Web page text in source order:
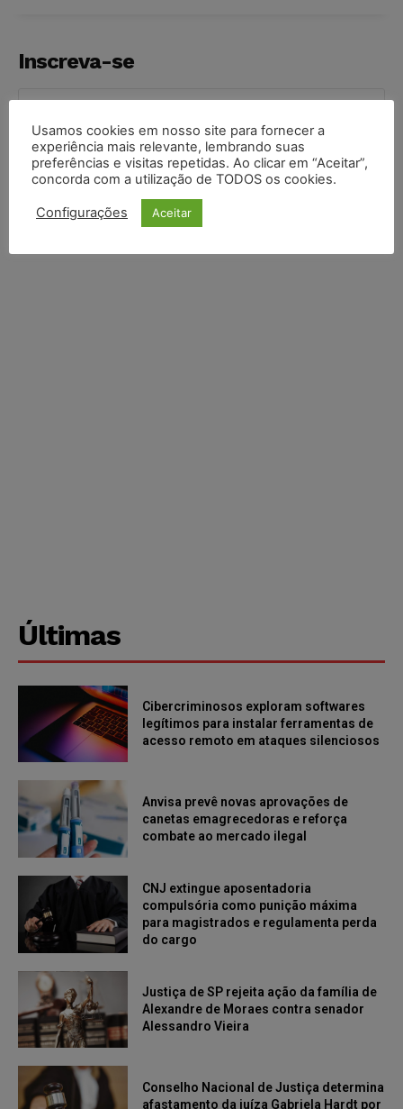
Inscreva-se
INSCREVER
Li e aceito a Política de Privacidade
Últimas
Cibercriminosos exploram softwares
legítimos para instalar ferramentas de
acesso remoto em ataques silenciosos
Anvisa prevê novas aprovações de
canetas emagrecedoras e reforça
combate ao mercado ilegal
CNJ extingue aposentadoria
compulsória como punição máxima
para magistrados e regulamenta perda
do cargo
Justiça de SP rejeita ação da família de
Alexandre de Moraes contra senador
Alessandro Vieira
Conselho Nacional de Justiça determina
afastamento da juíza Gabriela Hardt por
Usamos cookies em nosso site para fornecer a
experiência mais relevante, lembrando suas
preferências e visitas repetidas. Ao clicar em “Aceitar”,
concorda com a utilização de TODOS os cookies.
Configurações Aceitar